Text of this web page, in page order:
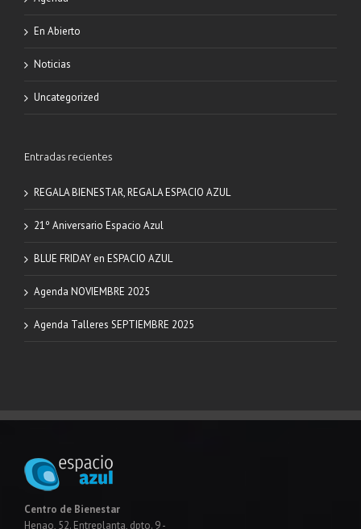
En Abierto
Noticias
Uncategorized
Entradas recientes
REGALA BIENESTAR, REGALA ESPACIO AZUL
21º Aniversario Espacio Azul
BLUE FRIDAY en ESPACIO AZUL
Agenda NOVIEMBRE 2025
Agenda Talleres SEPTIEMBRE 2025
Centro de Bienestar
Henao, 52. Entreplanta, dpto. 9 -